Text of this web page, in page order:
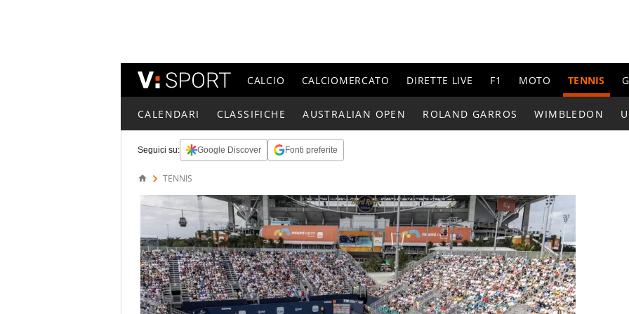
CALCIO CALCIOMERCATO DIRETTE LIVE F1 MOTO TENNIS
CALENDARI CLASSIFICHE AUSTRALIAN OPEN ROLAND GARROS WIMBLEDON
Seguici su: Google Discover Fonti preferite
TENNIS